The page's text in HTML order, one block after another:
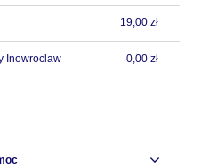
19,00 zł
Inowroclaw
0,00 zł